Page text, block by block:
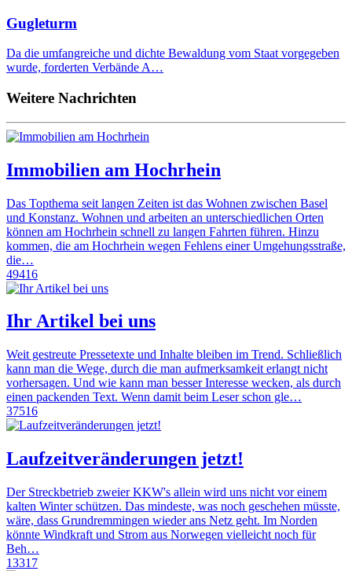
Gugleturm
Da die umfangreiche und dichte Bewaldung vom Staat vorgegeben
wurde, forderten Verbände A…
Weitere Nachrichten
Immobilien am Hochrhein
Das Topthema seit langen Zeiten ist das Wohnen zwischen Basel
und Konstanz. Wohnen und arbeiten an unterschiedlichen Orten
können am Hochrhein schnell zu langen Fahrten führen. Hinzu
kommen, die am Hochrhein wegen Fehlens einer Umgehungsstraße,
die…
49416
Ihr Artikel bei uns
Weit gestreute Pressetexte und Inhalte bleiben im Trend. Schließlich
kann man die Wege, durch die man aufmerksamkeit erlangt nicht
vorhersagen. Und wie kann man besser Interesse wecken, als durch
einen packenden Text. Wenn damit beim Leser schon gle…
37516
Laufzeitveränderungen jetzt!
Der Streckbetrieb zweier KKW's allein wird uns nicht vor einem
kalten Winter schützen. Das mindeste, was noch geschehen müsste,
wäre, dass Grundremmingen wieder ans Netz geht. Im Norden
könnte Windkraft und Strom aus Norwegen vielleicht noch für
Beh…
13317